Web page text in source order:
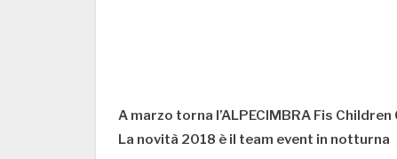
A marzo torna l’ALPECIMBRA Fis Children
La novità 2018 è il team event in notturna